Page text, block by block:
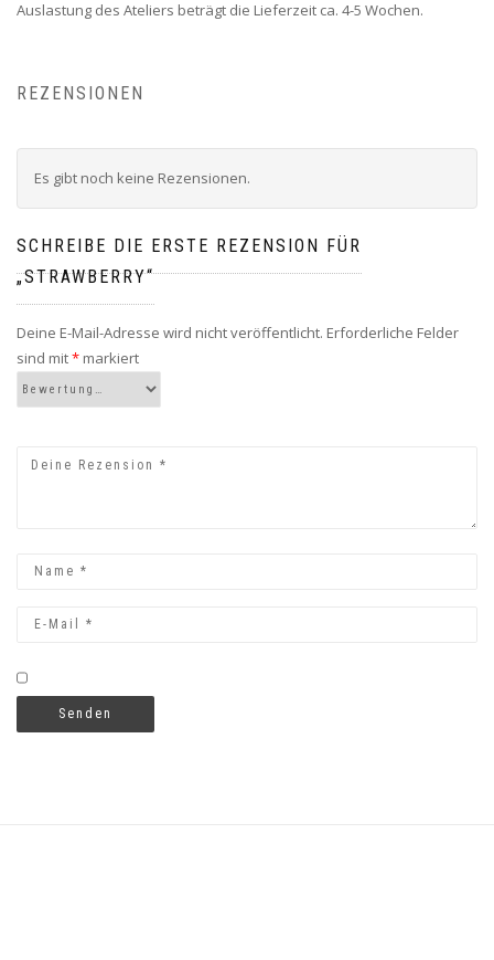
Auslastung des Ateliers beträgt die Lieferzeit ca. 4-5 Wochen.
REZENSIONEN
Es gibt noch keine Rezensionen.
SCHREIBE DIE ERSTE REZENSION FÜR
„STRAWBERRY“
Deine E-Mail-Adresse wird nicht veröffentlicht. Erforderliche Felder
sind mit* markiert